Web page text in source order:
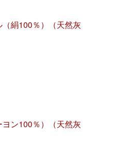
絹100％）（天然灰
ン100％）（天然灰